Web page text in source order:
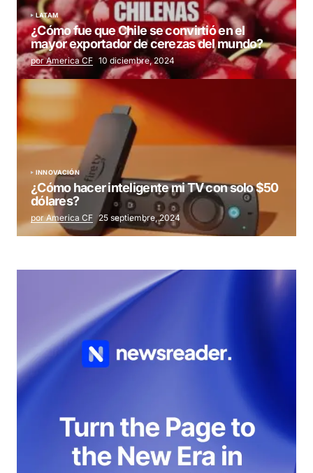
LATAM
¿Cómo fue que Chile se convirtió en el
mayor exportador de cerezas del mundo?
por America CF 10 diciembre, 2024
INNOVACIÓN
¿Cómo hacer inteligente mi TV con solo $50
dólares?
por America CF 25 septiembre, 2024